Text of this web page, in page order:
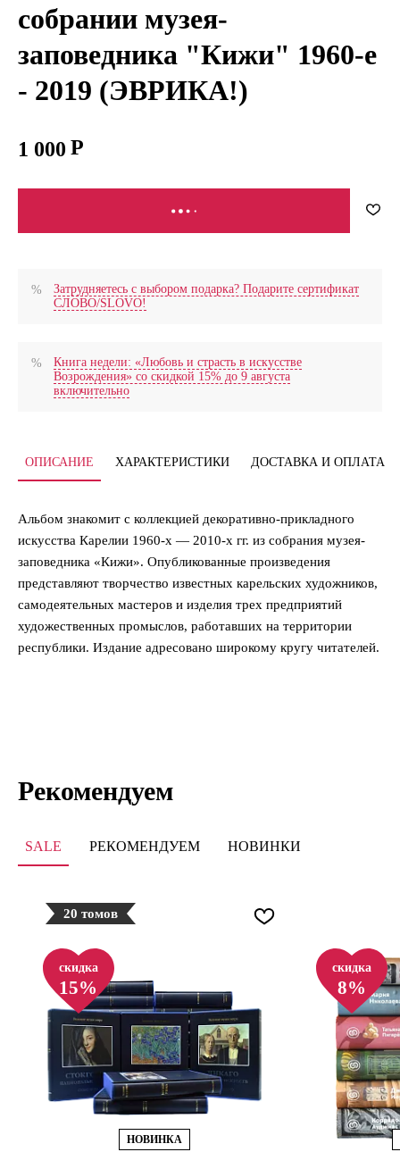
собрании музея-
заповедника "Кижи" 1960-е
- 2019 (ЭВРИКА!)
1 000
В КОРЗИНУ
Затрудняетесь с выбором подарка? Подарите сертификат
СЛОВО/SLOVO!
Книга недели: «Любовь и страсть в искусстве
Возрождения» со скидкой 15% до 9 августа
включительно
ОПИСАНИЕ ХАРАКТЕРИСТИКИ ДОСТАВКА И ОПЛАТА
Альбом знакомит с коллекцией декоративно-прикладного
искусства Карелии 1960-х — 2010-х гг. из собрания музея-
заповедника «Кижи». Опубликованные произведения
представляют творчество известных карельских художников,
самодеятельных мастеров и изделия трех предприятий
художественных промыслов, работавших на территории
республики. Издание адресовано широкому кругу читателей.
Рекомендуем
SALE РЕКОМЕНДУЕМ НОВИНКИ
20 томов
скидка
15%
НОВИНКА
скидка
8%